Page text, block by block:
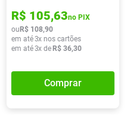
R$ 105,63no PIX
ou R$ 108,90
em até3x nos cartões
em até3x de R$ 36,30
Comprar